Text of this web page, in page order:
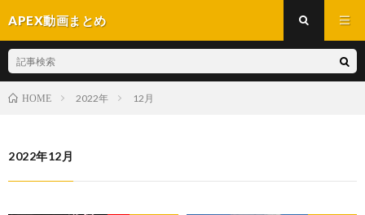
APEX動画まとめ
HOME 2022年 12月
2022年12月